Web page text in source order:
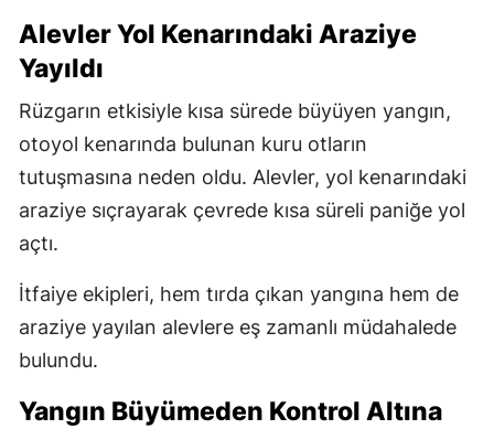
Alevler Yol Kenarındaki Araziye
Yayıldı
Rüzgarın etkisiyle kısa sürede büyüyen yangın,
otoyol kenarında bulunan kuru otların
tutuşmasına neden oldu. Alevler, yol kenarındaki
araziye sıçrayarak çevrede kısa süreli paniğe yol
açtı.
İtfaiye ekipleri, hem tırda çıkan yangına hem de
araziye yayılan alevlere eş zamanlı müdahalede
bulundu.
Yangın Büyümeden Kontrol Altına